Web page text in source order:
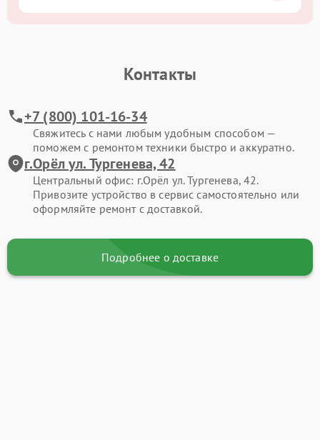
Контакты
+7 (800) 101-16-34
Свяжитесь с нами любым удобным способом —
поможем с ремонтом техники быстро и аккуратно.
г.Орёл ул. Тургенева, 42
Центральный офис: г.Орёл ул. Тургенева, 42.
Привозите устройство в сервис самостоятельно или
оформляйте ремонт с доставкой.
Подробнее о доставке